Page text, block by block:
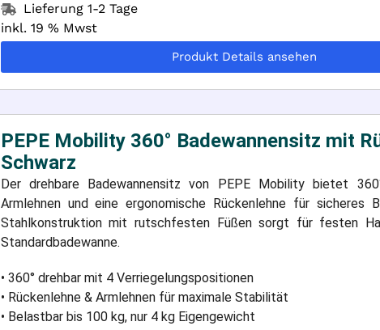
Lieferung 1-2 Tage
inkl. 19 % Mwst
Produkt Details ansehen
PEPE Mobility 360° Badewannensitz mit
Schwarz
Der drehbare Badewannensitz von PEPE Mobility bietet
Armlehnen und eine ergonomische Rückenlehne für sicheres
Stahlkonstruktion mit rutschfesten Füßen sorgt für festen
Standardbadewanne.
• 360° drehbar mit 4 Verriegelungspositionen
• Rückenlehne & Armlehnen für maximale Stabilität
• Belastbar bis 100 kg, nur 4 kg Eigengewicht